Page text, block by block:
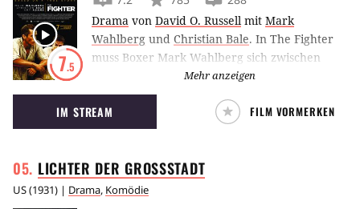
7.5
Drama von David O. Russell mit Mark
Wahlberg und Christian Bale. In The Fighter
muss Boxer Mark Wahlberg sich zwischen
seiner White Trash Familie um Junkie-Bruder
Christian Bale und seiner Karriere
entscheiden.
Mehr anzeigen
IM STREAM FILM VORMERKEN
LICHTER DERGROSSSTADT
US(1931) | Drama, Komödie